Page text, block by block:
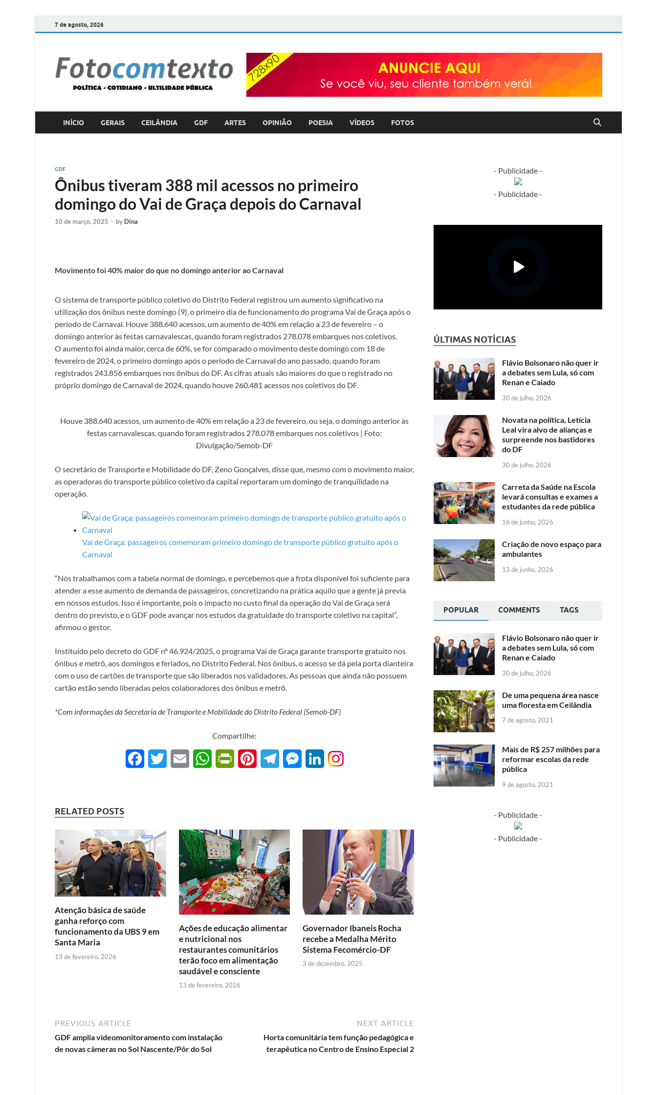
7 de agosto, 2026
FOTO com TEXTO
POLÍTICA – COTIDIANO – ULTILIDADE PÚBLICA
INÍCIO GERAIS CEILÂNDIA GDF ARTES OPINIÃO POESIA VÍDEOS FOTOS
GDF
Ônibus tiveram 388 mil acessos no primeiro
domingo do Vai de Graça depois do Carnaval
10 de março, 2025 - by Dina
Movimento foi 40% maior do que no domingo anterior ao Carnaval
O sistema de transporte público coletivo do Distrito Federal registrou um aumento significativo na
utilização dos ônibus neste domingo (9), o primeiro dia de funcionamento do programa Vai de Graça após o
período de Carnaval. Houve 388.640 acessos, um aumento de 40% em relação a 23 de fevereiro – o
domingo anterior às festas carnavalescas, quando foram registrados 278.078 embarques nos coletivos.
O aumento foi ainda maior, cerca de 60%, se for comparado o movimento deste domingo com 18 de
fevereiro de 2024, o primeiro domingo após o período de Carnaval do ano passado, quando foram
registrados 243.856 embarques nos ônibus do DF. As cifras atuais são maiores do que o registrado no
próprio domingo de Carnaval de 2024, quando houve 260.481 acessos nos coletivos do DF.
Houve 388.640 acessos, um aumento de 40% em relação a 23 de fevereiro, ou seja, o domingo anterior às
festas carnavalescas, quando foram registrados 278.078 embarques nos coletivos | Foto:
Divulgação/Semob-DF
O secretário de Transporte e Mobilidade do DF, Zeno Gonçalves, disse que, mesmo com o movimento maior,
as operadoras do transporte público coletivo da capital reportaram um domingo de tranquilidade na
operação.
Vai de Graça: passageiros comemoram primeiro domingo de transporte público gratuito após o
Carnaval
“Nós trabalhamos com a tabela normal de domingo, e percebemos que a frota disponível foi suficiente para
atender a esse aumento de demanda de passageiros, concretizando na prática aquilo que a gente já previa
em nossos estudos. Isso é importante, pois o impacto no custo final da operação do Vai de Graça será
dentro do previsto, e o GDF pode avançar nos estudos da gratuidade do transporte coletivo na capital”,
afirmou o gestor.
Instituído pelo decreto do GDF nº 46.924/2025, o programa Vai de Graça garante transporte gratuito nos
ônibus e metrô, aos domingos e feriados, no Distrito Federal. Nos ônibus, o acesso se dá pela porta dianteira
com o uso de cartões de transporte que são liberados nos validadores. As pessoas que ainda não possuem
cartão estão sendo liberadas pelos colaboradores dos ônibus e metrô.
*Com informações da Secretaria de Transporte e Mobilidade do Distrito Federal (Semob-DF)
Compartilhe:
b
o
o
k
l
W
s
A
p
p
F
r
i
e
n
d
l
y
r
e
s
t
g
r
a
m
r
d
n
RELATED POSTS
Atenção básica de saúde
ganha reforço com
funcionamento da UBS 9 em
Santa Maria
13 de fevereiro, 2026
Ações de educação alimentar
e nutricional nos
restaurantes comunitários
terão foco em alimentação
saudável e consciente
13 de fevereiro, 2026
Governador Ibaneis Rocha
recebe a Medalha Mérito
Sistema Fecomércio-DF
3 de dezembro, 2025
PREVIOUS ARTICLE
GDF amplia videomonitoramento com instalação
de novas câmeras no Sol Nascente/Pôr do Sol
NEXT ARTICLE
Horta comunitária tem função pedagógica e
terapêutica no Centro de Ensino Especial 2
- Publicidade -
- Publicidade -
ÚLTIMAS NOTÍCIAS
Flávio Bolsonaro não quer ir
a debates sem Lula, só com
Renan e Caiado
30 de julho, 2026
Novata na política, Letícia
Leal vira alvo de alianças e
surpreende nos bastidores
do DF
30 de julho, 2026
Carreta da Saúde na Escola
levará consultas e exames a
estudantes da rede pública
16 de junho, 2026
Criação de novo espaço para
ambulantes
13 de junho, 2026
POPULAR COMMENTS TAGS
Flávio Bolsonaro não quer ir
a debates sem Lula, só com
Renan e Caiado
30 de julho, 2026
De uma pequena área nasce
uma floresta em Ceilândia
7 de agosto, 2021
Mais de R$ 257 milhões para
reformar escolas da rede
pública
9 de agosto, 2021
- Publicidade -
- Publicidade -